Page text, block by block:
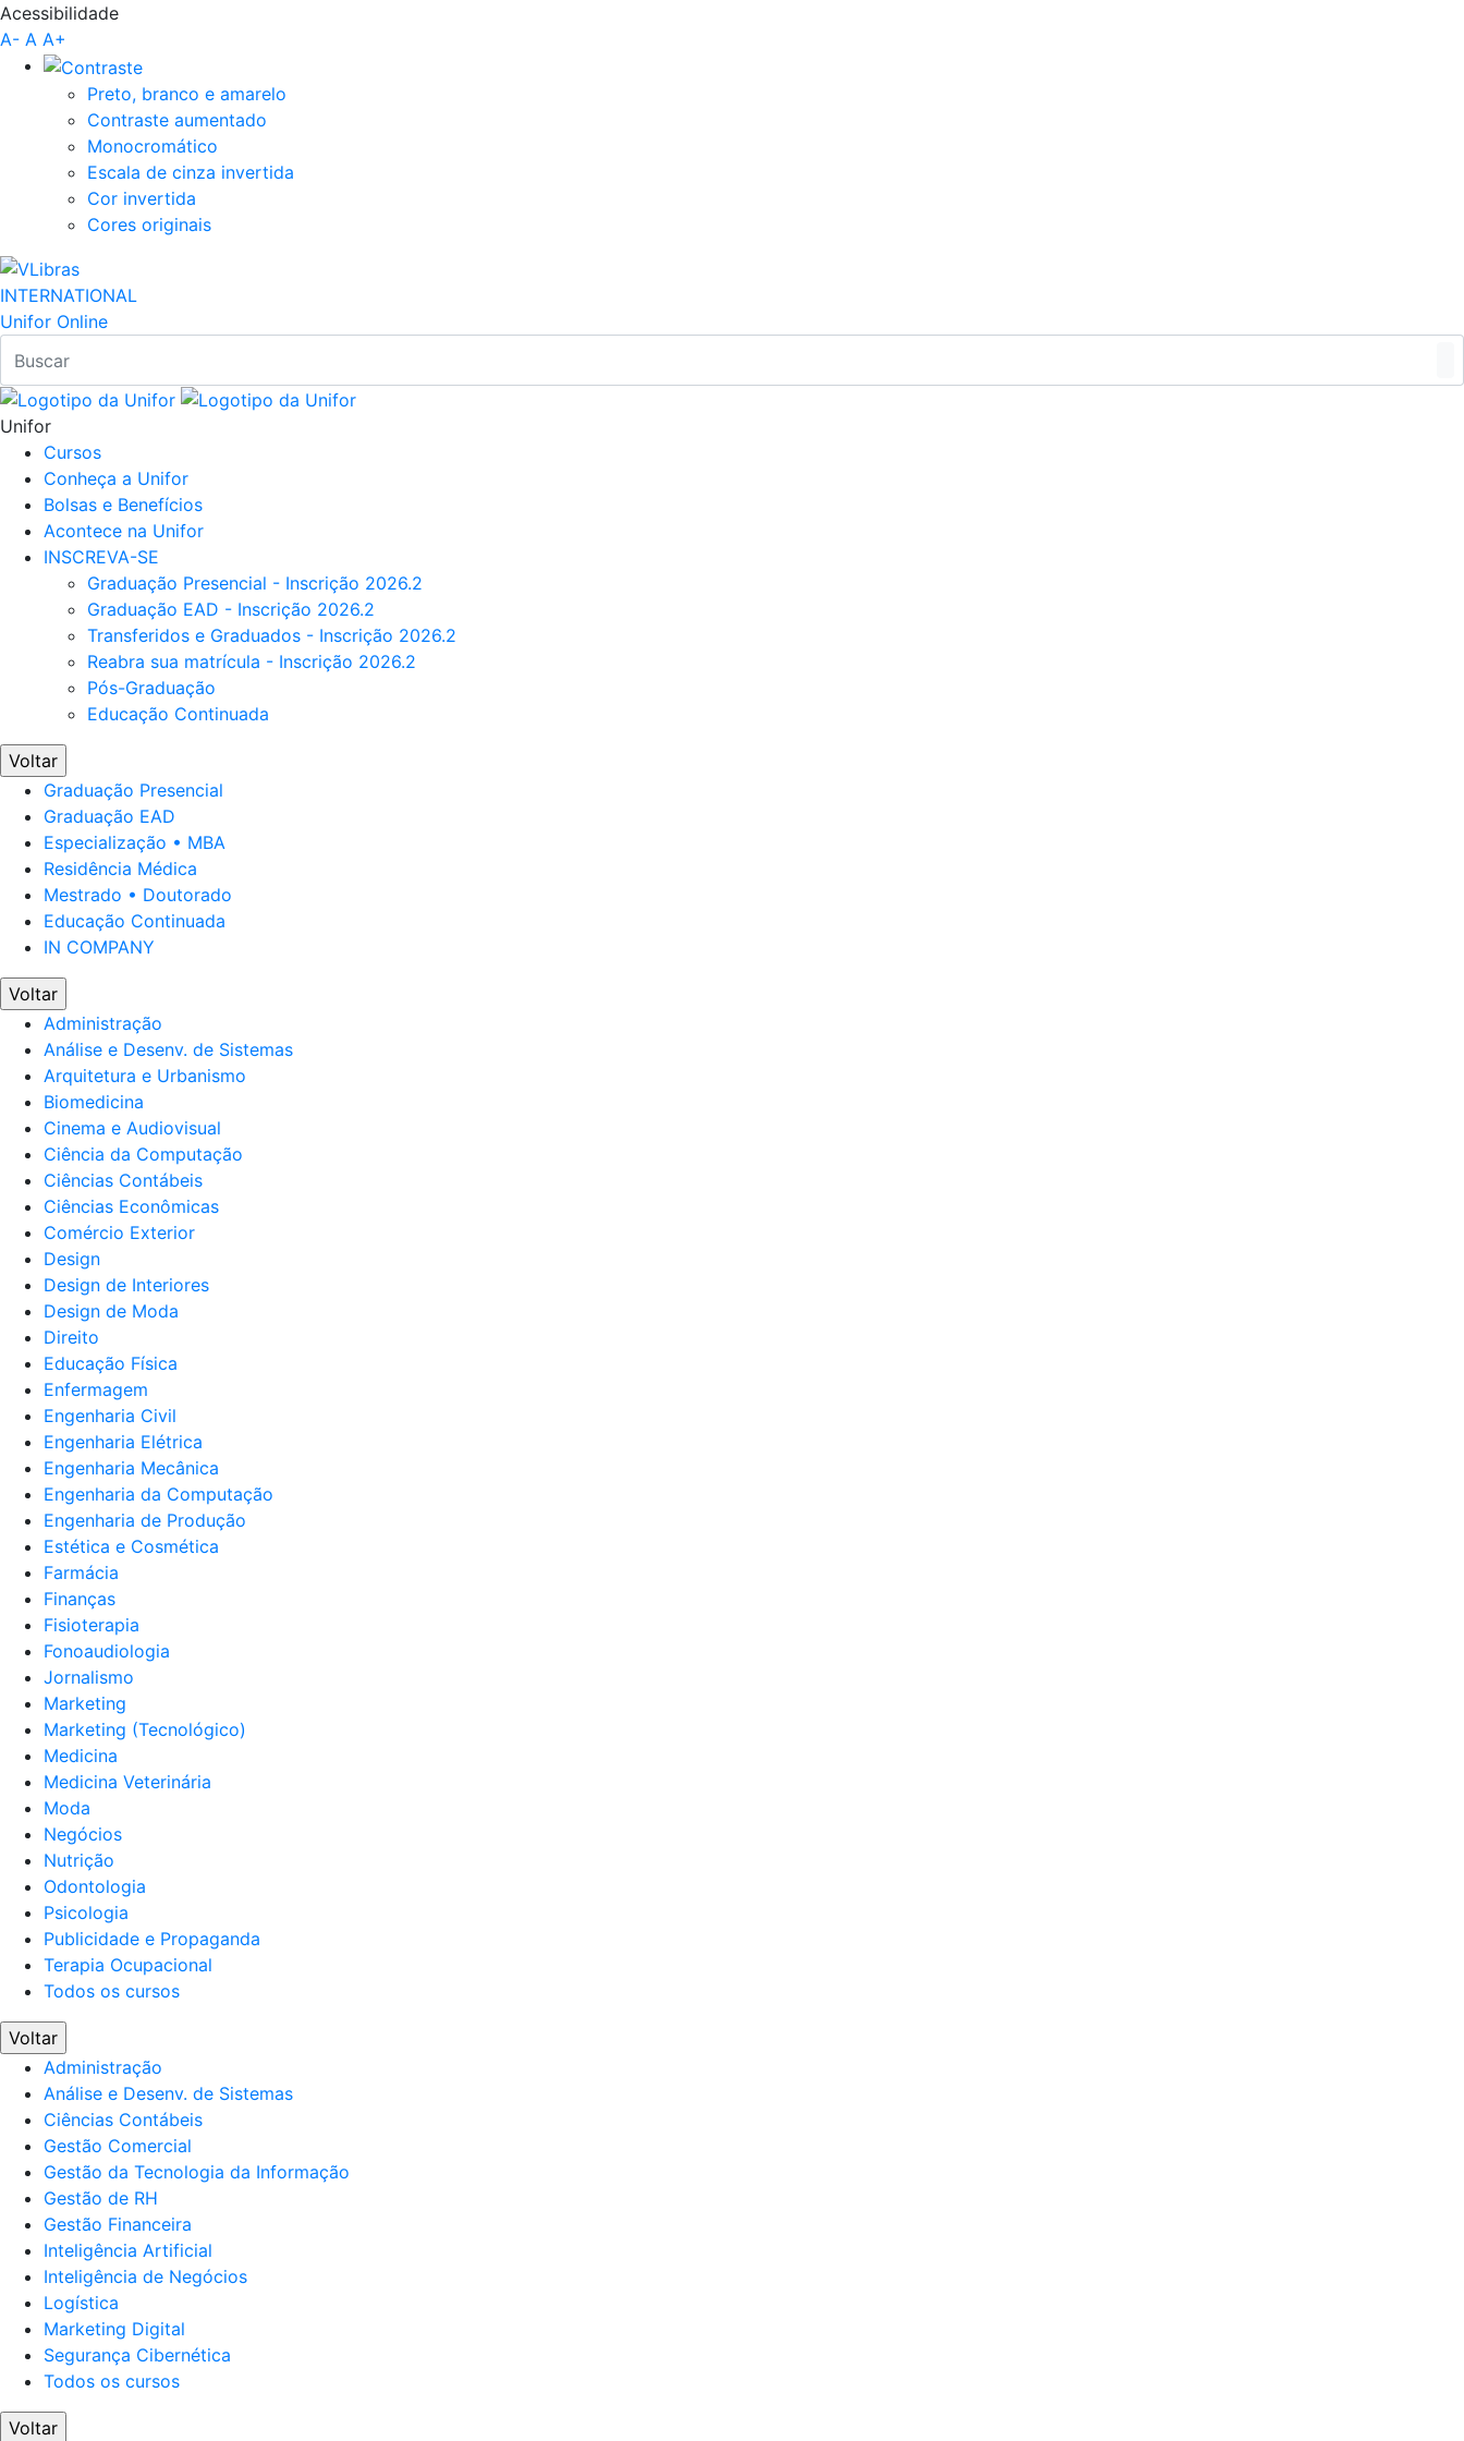
Pular para o Conteúdo principal
Acessibilidade
A- A A+
Preto, branco e amarelo
Contraste aumentado
Monocromático
Escala de cinza invertida
Cor invertida
Cores originais
INTERNATIONAL
Unifor Online
Unifor
Cursos
Conheça a Unifor
Bolsas e Benefícios
Acontece na Unifor
INSCREVA-SE
Graduação Presencial - Inscrição 2026.2
Graduação EAD - Inscrição 2026.2
Transferidos e Graduados - Inscrição 2026.2
Reabra sua matrícula - Inscrição 2026.2
Pós-Graduação
Educação Continuada
Voltar
Graduação Presencial
Graduação EAD
Especialização • MBA
Residência Médica
Mestrado • Doutorado
Educação Continuada
IN COMPANY
Voltar
Administração
Análise e Desenv. de Sistemas
Arquitetura e Urbanismo
Biomedicina
Cinema e Audiovisual
Ciência da Computação
Ciências Contábeis
Ciências Econômicas
Comércio Exterior
Design
Design de Interiores
Design de Moda
Direito
Educação Física
Enfermagem
Engenharia Civil
Engenharia Elétrica
Engenharia Mecânica
Engenharia da Computação
Engenharia de Produção
Estética e Cosmética
Farmácia
Finanças
Fisioterapia
Fonoaudiologia
Jornalismo
Marketing
Marketing (Tecnológico)
Medicina
Medicina Veterinária
Moda
Negócios
Nutrição
Odontologia
Psicologia
Publicidade e Propaganda
Terapia Ocupacional
Todos os cursos
Voltar
Administração
Análise e Desenv. de Sistemas
Ciências Contábeis
Gestão Comercial
Gestão da Tecnologia da Informação
Gestão de RH
Gestão Financeira
Inteligência Artificial
Inteligência de Negócios
Logística
Marketing Digital
Segurança Cibernética
Todos os cursos
Voltar